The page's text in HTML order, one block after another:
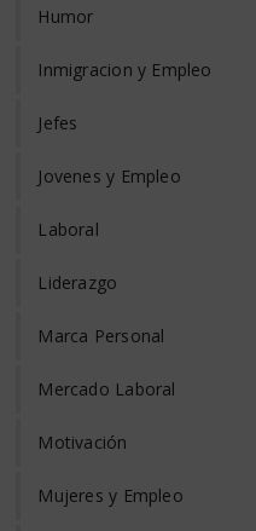
Humor
Inmigracion y Empleo
Jefes
Jovenes y Empleo
Laboral
Liderazgo
Marca Personal
Mercado Laboral
Motivación
Mujeres y Empleo